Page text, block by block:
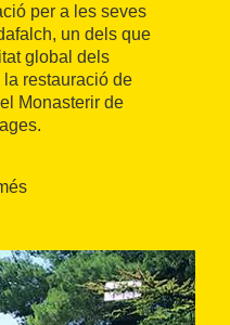
per a les seves
un dels que
global dels
restauració de
Monasterir de
algunes de les obres
com La
(ambdues de Gaudí) i la
i Montaner).